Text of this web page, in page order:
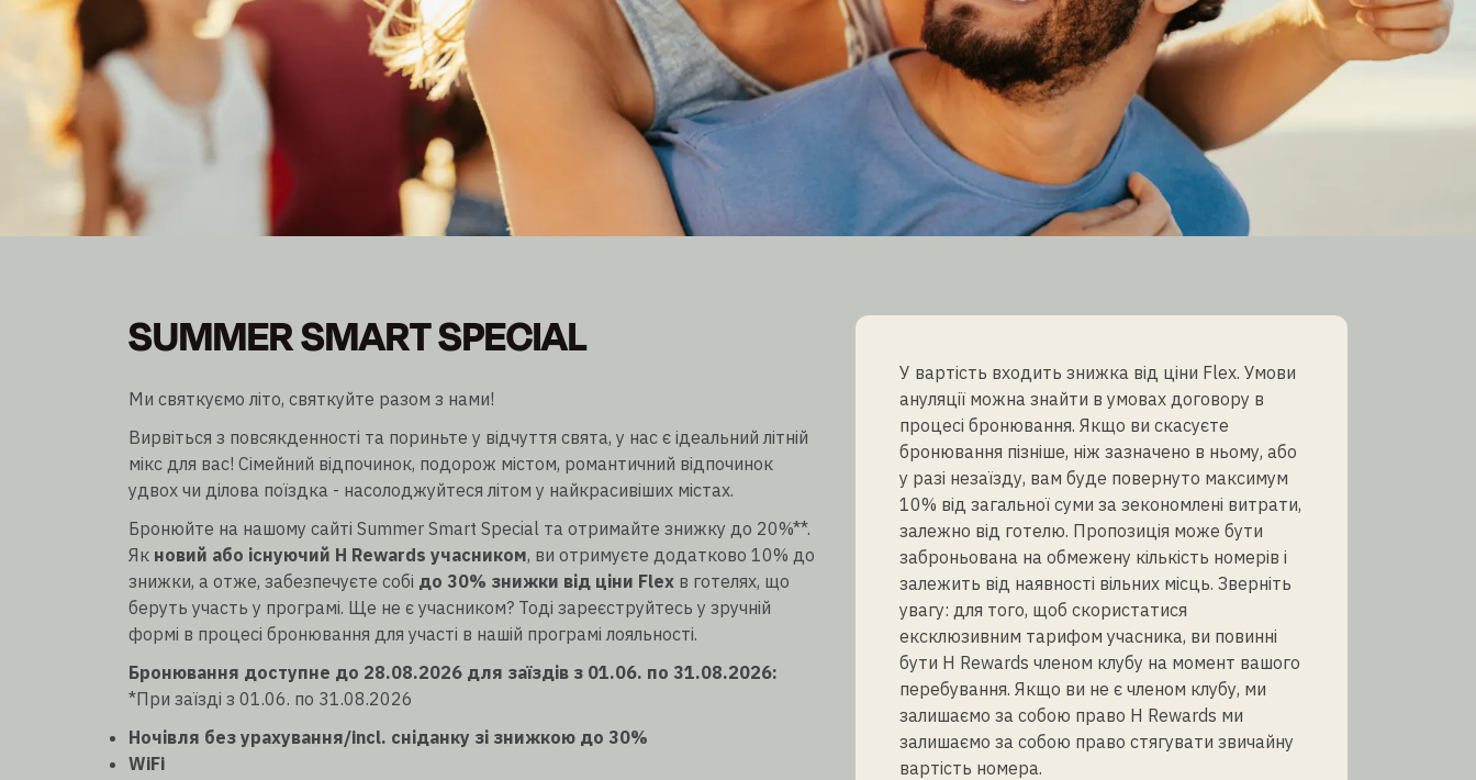
Станьте учасником та заощаджуйте до 30% знижки
SUMMER SMART SPECIAL
Ми святкуємо літо, святкуйте разом з нами!
Вирвіться з повсякденності та пориньте у відчуття свята, у нас є ідеальний літній
мікс для вас! Сімейний відпочинок, подорож містом, романтичний відпочинок
удвох чи ділова поїздка - насолоджуйтеся літом у найкрасивіших містах.
Бронюйте на нашому сайті Summer Smart Special та отримайте знижку до 20%**.
Як новий або існуючий H Rewards учасником, ви отримуєте додатково 10% до
знижки, а отже, забезпечуєте собі до 30% знижки від ціни Flex в готелях, що
беруть участь у програмі. Ще не є учасником? Тоді зареєструйтесь у зручній
формі в процесі бронювання для участі в нашій програмі лояльності.
Бронювання доступне до 28.08.2026 для заїздів з 01.06. по 31.08.2026:
*При заїзді з 01.06. по 31.08.2026
Ночівля без урахування/incl. сніданку зі знижкою до 30%
WiFi
У вартість входить знижка від ціни Flex. Умови
ануляції можна знайти в умовах договору в
процесі бронювання. Якщо ви скасуєте
бронювання пізніше, ніж зазначено в ньому, або
у разі незаїзду, вам буде повернуто максимум
10% від загальної суми за зекономлені витрати,
залежно від готелю. Пропозиція може бути
заброньована на обмежену кількість номерів і
залежить від наявності вільних місць. Зверніть
увагу: для того, щоб скористатися
ексклюзивним тарифом учасника, ви повинні
бути H Rewards членом клубу на момент вашого
перебування. Якщо ви не є членом клубу, ми
залишаємо за собою право H Rewards ми
залишаємо за собою право стягувати звичайну
вартість номера.